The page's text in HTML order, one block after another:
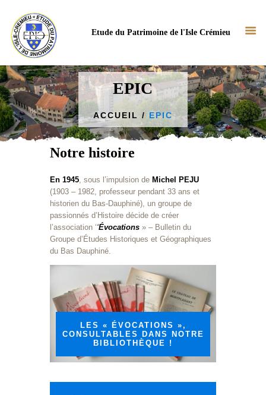
Etude du Patrimoine de l'Isle Crémieu
EPIC
ACCUEIL EPIC
ACCUEIL
NOTRE ASSOCIATION
NOS ACTUS
BIBLIOTHÈQUE
CONTACT
Notre histoire
En 1945 , sous l’impulsion de Michel PEJU
(1903 – 1982, professeur pendant 33 ans et
historien du Bas-Dauphiné), un groupe de
passionnés d’Histoire décide de créer
l’association ‘‘Évocations » – Bulletin du
Groupe d’Études Historiques et Géographiques
du Bas Dauphiné.
LES « ÉVOCATIONS »,
CONSULTABLES DANS NOTRE
BIBLIOTHÈQUE !